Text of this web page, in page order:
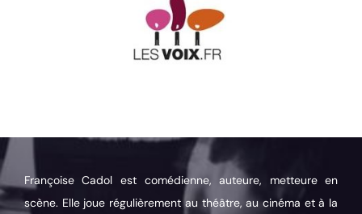
Françoise Cadol est comédienne, auteure, metteure en
scène. Elle joue régulièrement au théâtre, au cinéma et à la